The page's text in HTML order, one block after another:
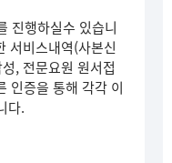
진행하실수 있습니
서비스내역(사본신
, 전문요원 원서접
인증을 통해 각각 이
다.